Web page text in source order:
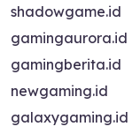
shadowgame.id
gamingaurora.id
gamingberita.id
newgaming.id
galaxygaming.id